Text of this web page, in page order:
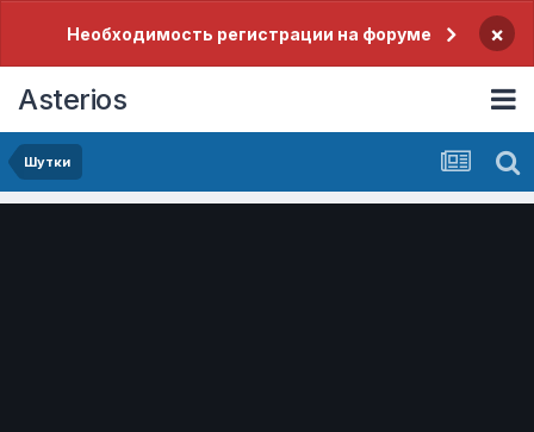
Необходимость регистрации на форуме ×
Asterios
Шутки